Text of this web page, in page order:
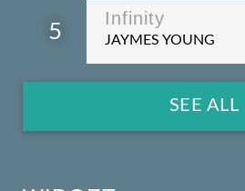
5
Infinity
JAYMES YOUNG
SEE ALL